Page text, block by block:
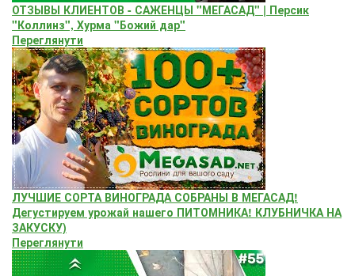
ОТЗЫВЫ КЛИЕНТОВ - САЖЕНЦЫ "МЕГАСАД" | Персик
"Коллинз", Хурма "Божий дар"
Переглянути
ЛУЧШИЕ СОРТА ВИНОГРАДА СОБРАНЫ В МЕГАСАД!
Дегустируем урожай нашего ПИТОМНИКА! КЛУБНИЧКА НА
ЗАКУСКУ)
Переглянути